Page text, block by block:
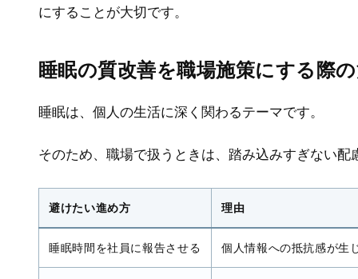
にすることが大切です。
睡眠の質改善を職場施策にする際
睡眠は、個人の生活に深く関わるテーマです。
そのため、職場で扱うときは、踏み込みすぎない配
避けたい進め方 理由
睡眠時間を社員に報告させる 個人情報への抵抗感が生